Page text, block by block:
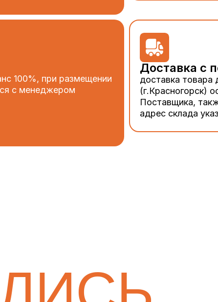
100%, при размещении
с менеджером
Доставка с
доставка
(г.Красногорск)
Поставщика,
адрес склада